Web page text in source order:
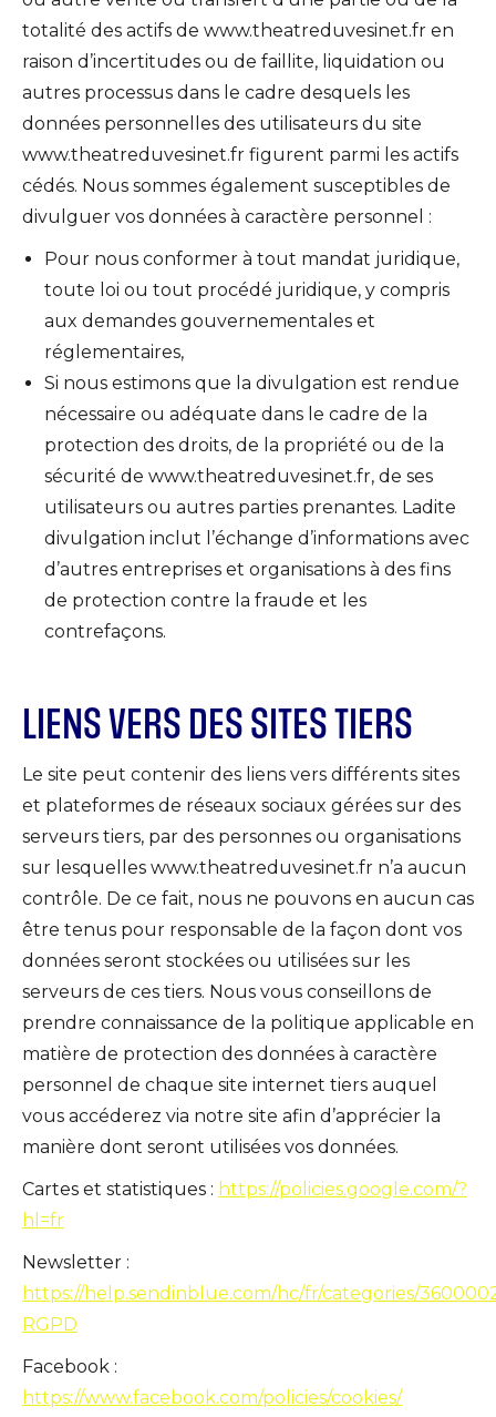
totalité des actifs de www.theatreduvesinet.fr en
raison d’incertitudes ou de faillite, liquidation ou
autres processus dans le cadre desquels les
données personnelles des utilisateurs du site
www.theatreduvesinet.fr figurent parmi les actifs
cédés. Nous sommes également susceptibles de
divulguer vos données à caractère personnel :
Pour nous conformer à tout mandat juridique,
toute loi ou tout procédé juridique, y compris
aux demandes gouvernementales et
réglementaires,
Si nous estimons que la divulgation est rendue
nécessaire ou adéquate dans le cadre de la
protection des droits, de la propriété ou de la
sécurité de www.theatreduvesinet.fr, de ses
utilisateurs ou autres parties prenantes. Ladite
divulgation inclut l’échange d’informations avec
d’autres entreprises et organisations à des fins
de protection contre la fraude et les
contrefaçons.
LIENS VERS DES SITES TIERS
Le site peut contenir des liens vers différents sites
et plateformes de réseaux sociaux gérées sur des
serveurs tiers, par des personnes ou organisations
sur lesquelles www.theatreduvesinet.fr n’a aucun
contrôle. De ce fait, nous ne pouvons en aucun cas
être tenus pour responsable de la façon dont vos
données seront stockées ou utilisées sur les
serveurs de ces tiers. Nous vous conseillons de
prendre connaissance de la politique applicable en
matière de protection des données à caractère
personnel de chaque site internet tiers auquel
vous accéderez via notre site afin d’apprécier la
manière dont seront utilisées vos données.
Cartes et statistiques : https://policies.google.com/?
hl=fr
Newsletter :
https://help.sendinblue.com/hc/fr/categories/
RGPD
Facebook :
https://www.facebook.com/policies/cookies/